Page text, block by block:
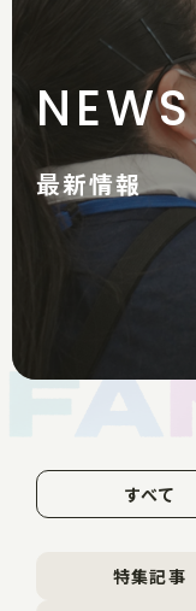
NEWS
最新情報
すべて
特集記事